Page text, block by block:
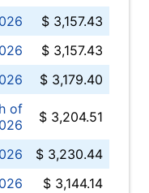
$ 3,157.43
$ 3,157.43
$ 3,179.40
of
$ 3,204.51
$ 3,230.44
$ 3,144.14